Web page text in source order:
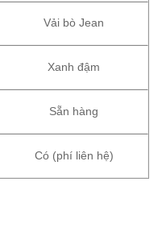
Vải bò Jean
Xanh đậm
Sẵn hàng
Có (phí liên hệ)